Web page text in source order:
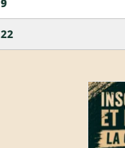
22